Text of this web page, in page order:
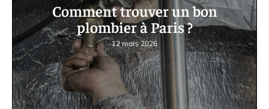
Comment trouver un bon
plombier à Paris ?
12 mars 2026